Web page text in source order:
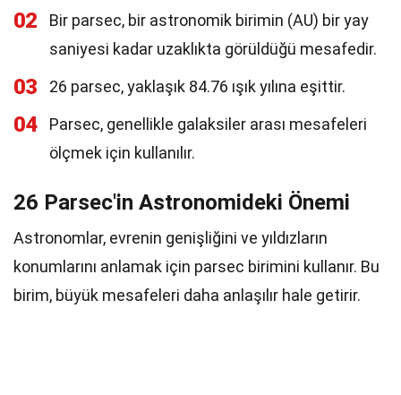
02
Bir parsec, bir astronomik birimin (AU) bir yay
saniyesi kadar uzaklıkta görüldüğü mesafedir.
03 26 parsec, yaklaşık 84.76 ışık yılına eşittir.
04
Parsec, genellikle galaksiler arası mesafeleri
ölçmek için kullanılır.
26 Parsec'in Astronomideki Önemi
Astronomlar, evrenin genişliğini ve yıldızların
konumlarını anlamak için parsec birimini kullanır. Bu
birim, büyük mesafeleri daha anlaşılır hale getirir.